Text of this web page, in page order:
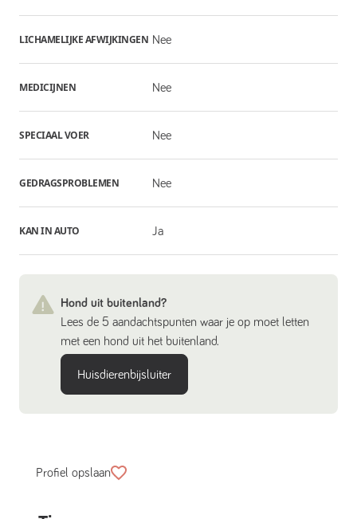
LICHAMELIJKE AFWIJKINGEN Nee
MEDICIJNEN Nee
SPECIAAL VOER Nee
GEDRAGSPROBLEMEN Nee
KAN IN AUTO Ja
Hond uit buitenland?
Lees de 5 aandachtspunten waar je op moet letten
met een hond uit het buitenland.
Huisdierenbijsluiter
Profiel opslaan